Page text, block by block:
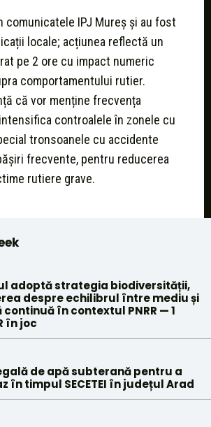
comunicatele IPJ Mureș și au fost
locale; acțiunea reflectă un
pe 2 ore cu impact numeric
comportamentului rutier.
că vor menține frecvența
controalele în zonele cu
tronsoanele cu accidente
frecvente, pentru reducerea
rutiere grave.
adoptă strategia biodiversității,
despre echilibrul între mediu și
în contextul PNRR — 1
în joc
de apă subterană pentru a
în timpul SECETEI în județul Arad